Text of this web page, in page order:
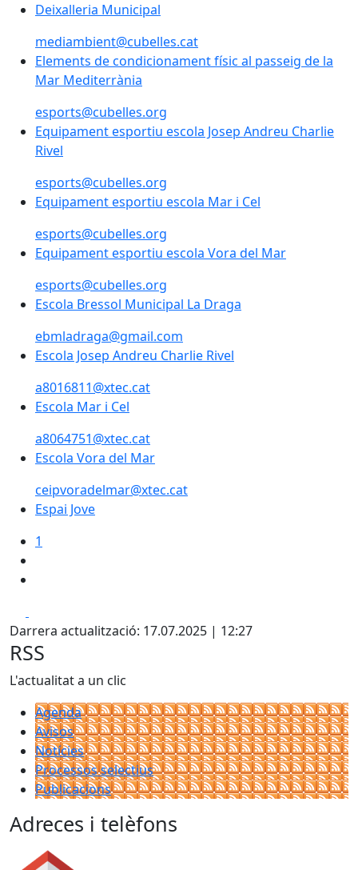
Deixalleria Municipal
mediambient@cubelles.cat
Elements de condicionament físic al passeig de la
Elements de condicionament físic al passeig de la
Mar Mediterrània
esports@cubelles.org
Equipament esportiu escola Josep Andreu Charlie
Equipament esportiu escola Josep Andreu Charlie
Rivel
esports@cubelles.org
Equipament esportiu escola Mar i Cel
Equipament esportiu escola Mar i Cel
esports@cubelles.org
Equipament esportiu escola Vora del Mar
Equipament esportiu escola Vora del Mar
esports@cubelles.org
Escola Bressol Municipal La Draga
Escola Bressol Municipal La Draga
ebmladraga@gmail.com
Escola Josep Andreu Charlie Rivel
Escola Josep Andreu Charlie Rivel
a8016811@xtec.cat
Escola Mar i Cel
Escola Mar i Cel
a8064751@xtec.cat
Escola Vora del Mar
Escola Vora del Mar
ceipvoradelmar@xtec.cat
Espai Jove
1
Darrera actualització: 17.07.2025 | 12:27
RSS
L'actualitat a un clic
Agenda
Avisos
Notícies
Processos selectius
Publicacions
Adreces i telèfons